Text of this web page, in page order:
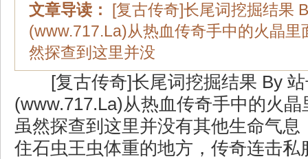
文章导读：
[复古传奇]长尾词挖掘结果
(www.717.La)从热血传奇手中的火晶里
然探查到这里并没
[复古传奇]长尾词挖掘结果 By
(www.717.La)从热血传奇手中的火
虽然探查到这里并没有其他生命气息
住石虫王虫体重的地方，传奇连击私